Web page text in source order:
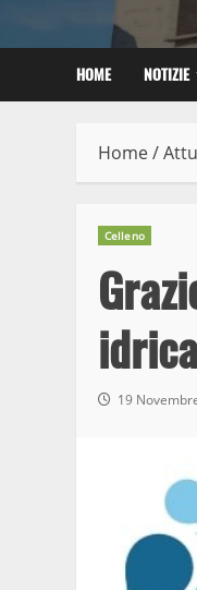
HOME NOTIZIE
Home/
Celleno
idrica
19